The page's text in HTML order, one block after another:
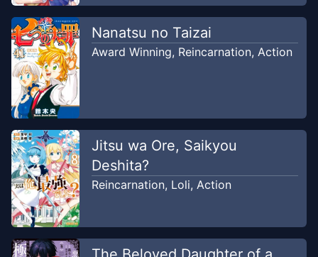
Nanatsu no Taizai
Award Winning, Reincarnation, Action
Jitsu wa Ore, Saikyou
Deshita?
Reincarnation, Loli, Action